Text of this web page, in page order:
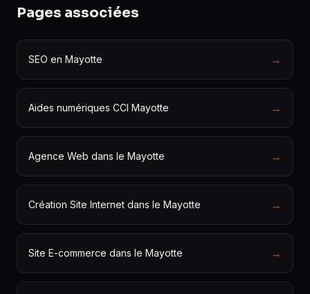
Pages associées
SEO en Mayotte →
Aides numériques CCI Mayotte →
Agence Web dans le Mayotte →
Création Site Internet dans le Mayotte →
Site E-commerce dans le Mayotte →